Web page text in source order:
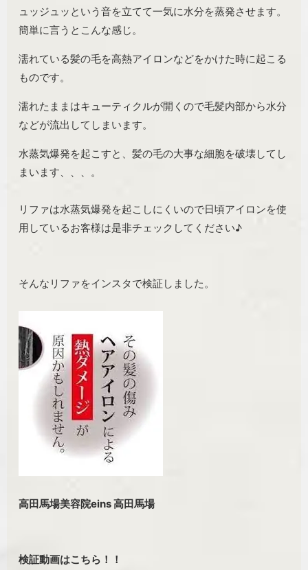
ュッジュッという音を立てて一気に水分を蒸発させます。
簡単に言うとこんな感じ。
濡れている髪の毛を高熱アイロンなどをかけた時に起こる
ものです。
濡れたままはキューティクルが開くので毛髪内部から水分
などが流出してしまいます。
水蒸気爆発を起こすと、髪の毛の大事な細胞を破壊してし
まいます、、、。
リファは水蒸気爆発を起こしにくいので日頃アイロンを使
用しているお客様は是非チェックしてください♪
そんなリファをインスタで検証しました。
高田馬場美容院eins 高田馬場
検証動画はこちら！！